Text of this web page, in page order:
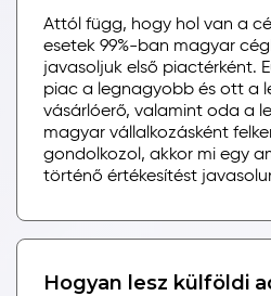
Attól függ, hogy hol van a
esetek 99%-ban magyar
javasoljuk első piactérként.
piac a legnagyobb és ott a
vásárlóerő, valamint oda a
magyar vállalkozásként
gondolkozol, akkor mi egy
történő értékesítést
Hogyan lesz külföldi